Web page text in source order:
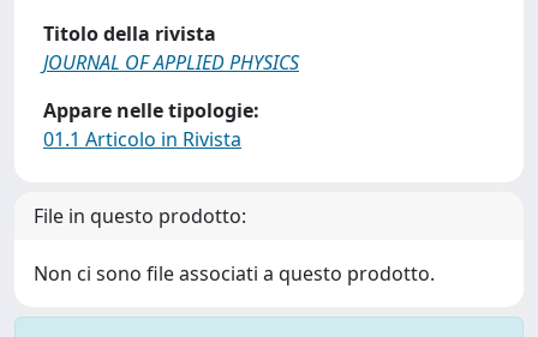
Titolo della rivista
JOURNAL OF APPLIED PHYSICS
Appare nelle tipologie:
01.1 Articolo in Rivista
File in questo prodotto:
Non ci sono file associati a questo prodotto.